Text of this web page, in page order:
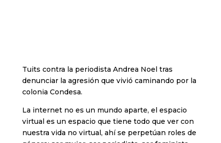
Tuits contra la periodista Andrea Noel tras
denunciar la agresión que vivió caminando por la
colonia Condesa.
La internet no es un mundo aparte, el espacio
virtual es un espacio que tiene todo que ver con
nuestra vida no virtual, ahí se perpetúan roles de